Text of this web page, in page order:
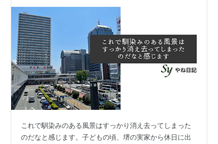
これで馴染みのある風景はすっかり消え去ってしまった
のだなと感じます。子どもの頃、堺の実家から休日に出